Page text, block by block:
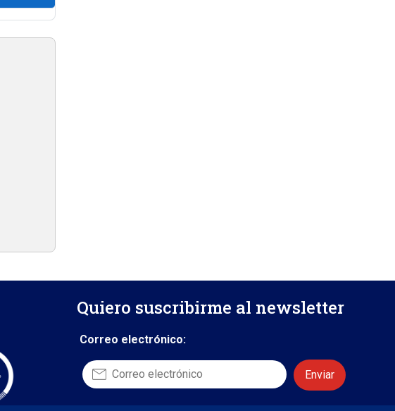
Quiero suscribirme al newsletter
Correo electrónico: